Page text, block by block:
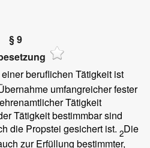
§ 9
beruflichen Tätigkeit ist
umfangreicher fester
Tätigkeit
Tätigkeit bestimmbar sind
die Propstei gesichert ist. 2Die
zur Erfüllung bestimmter,